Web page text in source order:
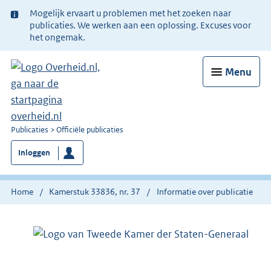
Ter
informatie:
Mogelijk ervaart u problemen met het zoeken naar
publicaties. We werken aan een oplossing. Excuses voor
het ongemak.
Menu
U
bent
nu
hier:
Publicaties Officiële publicaties
Inloggen
Home Kamerstuk 33836, nr. 37 Informatie over publicatie